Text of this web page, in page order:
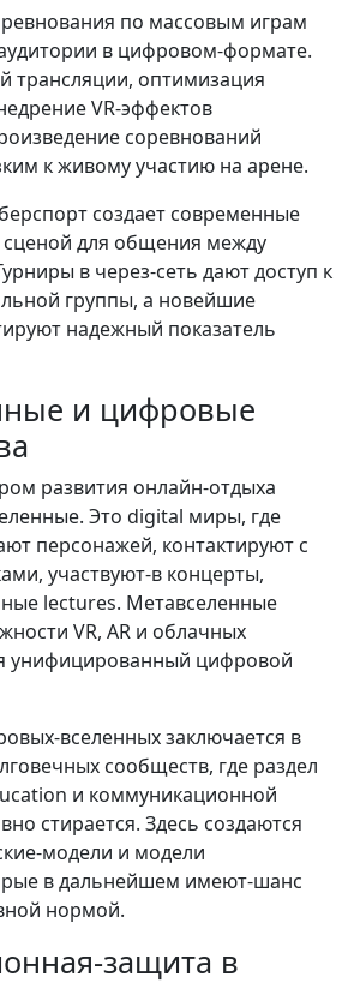
по массовым играм
в цифровом-формате.
трансляции, оптимизация
VR-эффектов
соревнований
к живому участию на арене.
создает современные
сценой для общения между
в через-сеть дают доступ к
группы, а новейшие
надежный показатель
и цифровые
развития онлайн-отдыха
Это digital миры, где
персонажей, контактируют с
участвуют-в концерты,
lectures. Метавселенные
VR, AR и облачных
унифицированный цифровой
вселенных заключается в
сообществ, где раздел
и коммуникационной
стирается. Здесь создаются
модели и модели
в дальнейшем имеют-шанс
нормой.
защита в